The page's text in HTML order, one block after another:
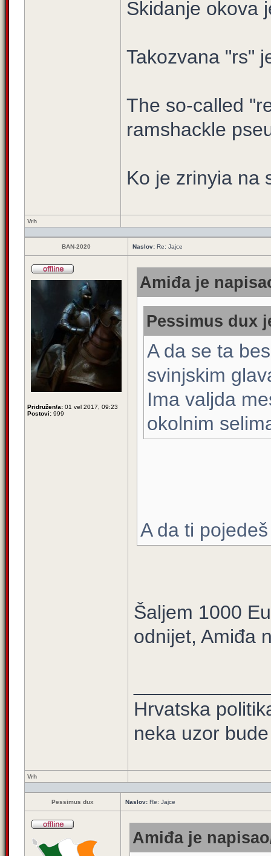
Skidanje okova
Takozvana "rs"
The so-called
ramshackle
Ko je zrinyia na
Vrh
BAN-2020 Naslov: Re: Jajce
Pridružen/a: 01 vel 2017, 09:23
Postovi: 999
Amiđa je
Pessimus dux
A da se ta
svinjskim
Ima valjda
okolnim
A da ti
Šaljem 1000
odnijet, Amiđa
Hrvatska
neka uzor
Vrh
Pessimus dux Naslov: Re: Jajce
Amiđa je